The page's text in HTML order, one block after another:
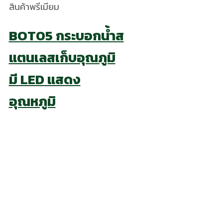
สินค้าพรีเมียม
BOT05 กระบอกน้ำส
แตนเลสเก็บอุณภูมิ
มี LED แสดง
อุณหภูมิ